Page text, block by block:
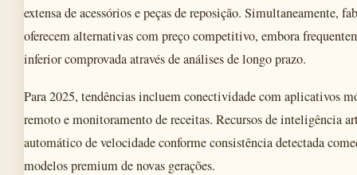
extensa de acessórios e peças de reposição. Simultaneamente,
oferecem alternativas com preço competitivo, embora
inferior comprovada através de análises de longo prazo.
Para 2025, tendências incluem conectividade com aplicativos
remoto e monitoramento de receitas. Recursos de inteligência
automático de velocidade conforme consistência detectada
modelos premium de novas gerações.